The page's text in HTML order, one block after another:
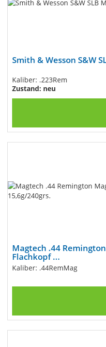
Smith & Wesson S&W
Kaliber: .223Rem
Zustand: neu
Magtech .44
Flachkopf ...
Kaliber: .44RemMag